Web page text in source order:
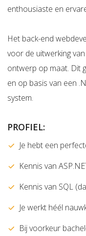
enthousiaste en
Het back-end
voor de uitwerking
ontwerp op maat. Dit
en op basis van een
system.
PROFIEL:
Je hebt een
Kennis van
Kennis van SQL
Je werkt héél
Bij voorkeur